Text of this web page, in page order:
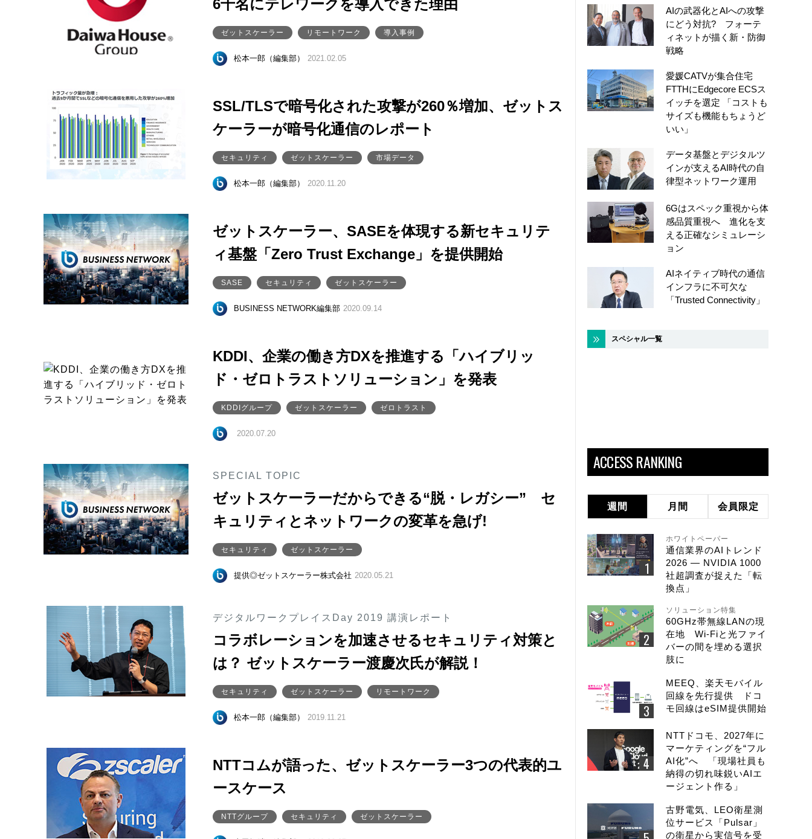
6千名にテレワークを導入できた理由
ゼットスケーラー リモートワーク 導入事例
松本一郎（編集部） 2021.02.05
SSL/TLSで暗号化された攻撃が260％増加、ゼットス
ケーラーが暗号化通信のレポート
セキュリティ ゼットスケーラー 市場データ
松本一郎（編集部） 2020.11.20
ゼットスケーラー、SASEを体現する新セキュリテ
ィ基盤「Zero Trust Exchange」を提供開始
SASE セキュリティ ゼットスケーラー
BUSINESS NETWORK編集部 2020.09.14
KDDI、企業の働き方DXを推進する「ハイブリッ
ド・ゼロトラストソリューション」を発表
KDDIグループ ゼットスケーラー ゼロトラスト
2020.07.20
SPECIAL TOPIC
ゼットスケーラーだからできる“脱・レガシー” セ
キュリティとネットワークの変革を急げ!
セキュリティ ゼットスケーラー
提供◎ゼットスケーラー株式会社 2020.05.21
デジタルワークプレイスDay 2019 講演レポート
コラボレーションを加速させるセキュリティ対策と
は？ ゼットスケーラー渡慶次氏が解説！
セキュリティ ゼットスケーラー リモートワーク
松本一郎（編集部） 2019.11.21
NTTコムが語った、ゼットスケーラー3つの代表的ユ
ースケース
NTTグループ セキュリティ ゼットスケーラー
AIの武器化とAIへの攻撃
にどう対抗? フォーテ
ィネットが描く新・防御
戦略
愛媛CATVが集合住宅
FTTHにEdgecore ECSス
イッチを選定 「コストも
サイズも機能もちょうど
いい」
データ基盤とデジタルツ
インが支えるAI時代の自
律型ネットワーク運用
6Gはスペック重視から体
感品質重視へ 進化を支
える正確なシミュレーシ
ョン
AIネイティブ時代の通信
インフラに不可欠な
「Trusted Connectivity」
スペシャル一覧
ACCESS RANKING
週間 月間 会員限定
ホワイトペーパー
通信業界のAIトレンド
2026 ― NVIDIA 1000
社超調査が捉えた「転
換点」
ソリューション特集
60GHz帯無線LANの現
在地 Wi-Fiと光ファイ
バーの間を埋める選択
肢に
MEEQ、楽天モバイル
回線を先行提供 ドコ
モ回線はeSIM提供開始
NTTドコモ、2027年に
マーケティングを“フル
AI化”へ 「現場社員も
納得の切れ味鋭いAIエ
ージェント作る」
古野電気、LEO衛星測
位サービス「Pulsar」
の衛星から実信号を受